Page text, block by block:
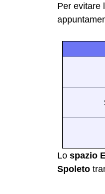
Per evitare
Lo spazio
Spoleto